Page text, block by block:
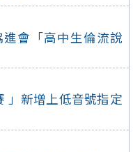
會「高中生倫流說
」新增上低音號指定